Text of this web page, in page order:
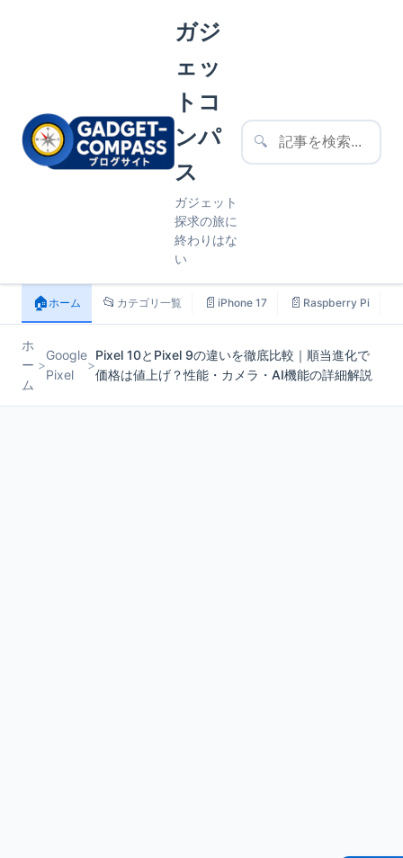
ガジ
ェッ
トコ
ンパ
ス
ガジェット
探求の旅に
終わりはな
い
🔍
🏠ホーム 📂 カテゴリ一覧 📄 iPhone 17 📄 Raspberry Pi
ホ
ー
ム
>
Google
Pixel
>
Pixel 10とPixel 9の違いを徹底比較｜順当進化で
価格は値上げ？性能・カメラ・AI機能の詳細解説